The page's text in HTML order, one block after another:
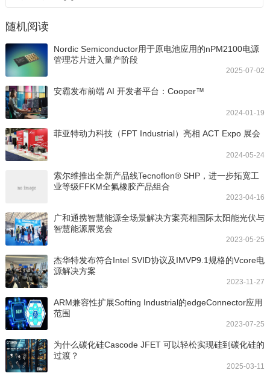
随机阅读
Nordic Semiconductor用于原电池应用的nPM2100电源
管理芯片进入量产阶段
2025-07-02
安霸发布前端 AI 开发者平台：Cooper™
2024-01-19
菲亚特动力科技（FPT Industrial）亮相 ACT Expo 展会
2024-05-24
索尔维推出全新产品线Tecnoflon® SHP，进一步拓宽工
业等级FFKM全氟橡胶产品组合
2023-04-16
广和通携智慧能源全场景解决方案亮相国际太阳能光伏与
智慧能源展览会
2023-05-25
杰华特发布符合Intel SVID协议及IMVP9.1规格的Vcore电
源解决方案
2023-11-27
ARM兼容性扩展Softing Industrial的edgeConnector应用
范围
2023-07-25
为什么碳化硅Cascode JFET 可以轻松实现硅到碳化硅的
过渡？
2025-03-11